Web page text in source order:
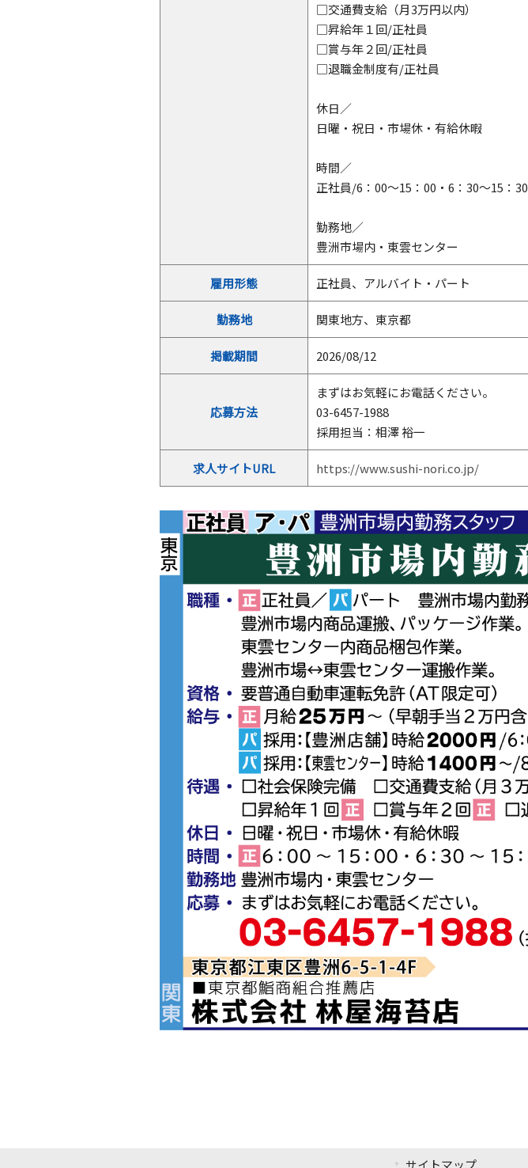
□交通費支給（月3万円以内）
□昇給年１回/正社員
□賞与年２回/正社員
□退職金制度有/正社員
休日／
日曜・祝日・市場休・有給休暇
時間／
正社員/6：00～15：00・6：30～15：30
勤務地／
豊洲市場内・東雲センター
雇用形態 正社員、アルバイト・パート
勤務地 関東地方、東京都
掲載期間 2026/08/12
応募方法
まずはお気軽にお電話ください。
03-6457-1988
採用担当：相澤 裕一
求人サイトURL https://www.sushi-nori.co.jp/
サイトマップ